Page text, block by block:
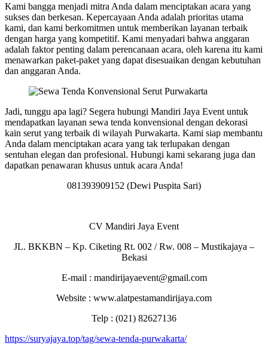
Kami bangga menjadi mitra Anda dalam menciptakan acara yang
sukses dan berkesan. Kepercayaan Anda adalah prioritas utama
kami, dan kami berkomitmen untuk memberikan layanan terbaik
dengan harga yang kompetitif. Kami menyadari bahwa anggaran
adalah faktor penting dalam perencanaan acara, oleh karena itu kami
menawarkan paket-paket yang dapat disesuaikan dengan kebutuhan
dan anggaran Anda.
Jadi, tunggu apa lagi? Segera hubungi Mandiri Jaya Event untuk
mendapatkan layanan sewa tenda konvensional dengan dekorasi
kain serut yang terbaik di wilayah Purwakarta. Kami siap membantu
Anda dalam menciptakan acara yang tak terlupakan dengan
sentuhan elegan dan profesional. Hubungi kami sekarang juga dan
dapatkan penawaran khusus untuk acara Anda!
081393909152 (Dewi Puspita Sari)
CV Mandiri Jaya Event
JL. BKKBN – Kp. Ciketing Rt. 002 / Rw. 008 – Mustikajaya –
Bekasi
E-mail : mandirijayaevent@gmail.com
Website : www.alatpestamandirijaya.com
Telp : (021) 82627136
https://suryajaya.top/tag/sewa-tenda-purwakarta/